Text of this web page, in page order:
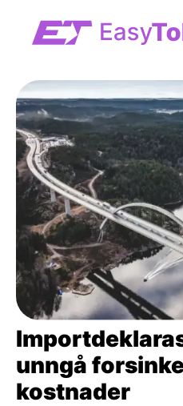
innehåll
unngå
kostnader